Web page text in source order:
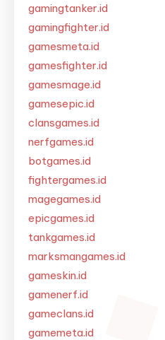
gamingtanker.id
gamingfighter.id
gamesmeta.id
gamesfighter.id
gamesmage.id
gamesepic.id
clansgames.id
nerfgames.id
botgames.id
fightergames.id
magegames.id
epicgames.id
tankgames.id
marksmangames.id
gameskin.id
gamenerf.id
gameclans.id
gamemeta.id